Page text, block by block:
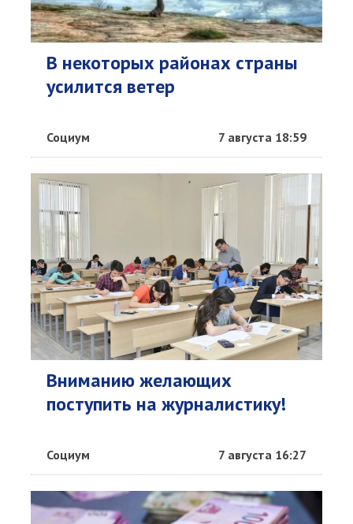
В некоторых районах страны
усилится ветер
Социум 7 августа 18:59
Вниманию желающих
поступить на журналистику!
Социум 7 августа 16:27